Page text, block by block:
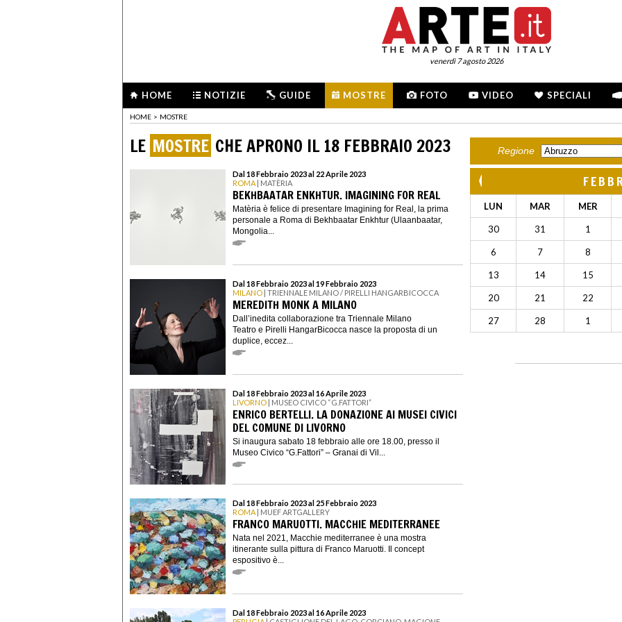
venerdì 7 agosto 2026
HOME NOTIZIE GUIDE MOSTRE FOTO VIDEO SPECIALI
HOME > MOSTRE
LE MOSTRE CHE APRONO IL 18 FEBBRAIO 2023
Dal 18 Febbraio 2023 al 22 Aprile 2023
ROMA | MATÈRIA
BEKHBAATAR ENKHTUR. IMAGINING FOR REAL
Matèria è felice di presentare Imagining for Real, la prima
personale a Roma di Bekhbaatar Enkhtur (Ulaanbaatar,
Mongolia...
Dal 18 Febbraio 2023 al 19 Febbraio 2023
MILANO | TRIENNALE MILANO / PIRELLI HANGARBICOCCA
MEREDITH MONK A MILANO
Dall’inedita collaborazione tra Triennale Milano
Teatro e Pirelli HangarBicocca nasce la proposta di un
duplice, eccez...
Dal 18 Febbraio 2023 al 16 Aprile 2023
LIVORNO | MUSEO CIVICO “G.FATTORI”
ENRICO BERTELLI. LA DONAZIONE AI MUSEI CIVICI
DEL COMUNE DI LIVORNO
Si inaugura sabato 18 febbraio alle ore 18.00, presso il
Museo Civico “G.Fattori” – Granai di Vil...
Dal 18 Febbraio 2023 al 25 Febbraio 2023
ROMA | MUEF ARTGALLERY
FRANCO MARUOTTI. MACCHIE MEDITERRANEE
Nata nel 2021, Macchie mediterranee è una mostra
itinerante sulla pittura di Franco Maruotti. Il concept
espositivo è...
Dal 18 Febbraio 2023 al 16 Aprile 2023
Regione
LUN MAR MER
30 31 1
6 7 8
13 14 15
20 21 22
27 28 1